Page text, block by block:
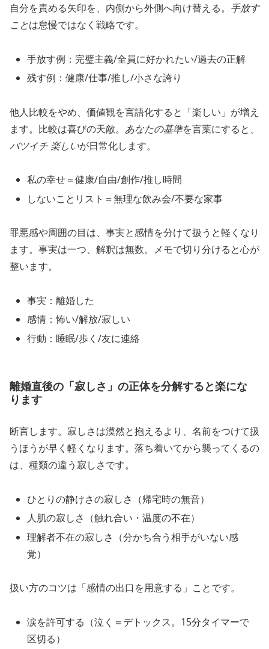
自分を責める矢印を、内側から外側へ向け替える。 手放す
ことは怠慢ではなく戦略です。
手放す例：完璧主義/全員に好かれたい/過去の正解
残す例：健康/仕事/推し/小さな誇り
他人比較をやめ、価値観を言語化すると「楽しい」が増え
ます。比較は喜びの天敵。 あなたの基準を言葉にすると、
バツイチ 楽しいが日常化します。
私の幸せ＝健康/自由/創作/推し時間
しないことリスト＝無理な飲み会/不要な家事
罪悪感や周囲の目は、事実と感情を分けて扱うと軽くなり
ます。事実は一つ、解釈は無数。メモで切り分けると心が
整います。
事実：離婚した
感情：怖い/解放/寂しい
行動：睡眠/歩く/友に連絡
離婚直後の「寂しさ」の正体を分解すると楽にな
ります
断言します。寂しさは漠然と抱えるより、名前をつけて扱
うほうが早く軽くなります。落ち着いてから襲ってくるの
は、種類の違う寂しさです。
ひとりの静けさの寂しさ（帰宅時の無音）
人肌の寂しさ（触れ合い・温度の不在）
理解者不在の寂しさ（分かち合う相手がいない感
覚）
扱い方のコツは「感情の出口を用意する」ことです。
涙を許可する（泣く＝デトックス。15分タイマーで
区切る）